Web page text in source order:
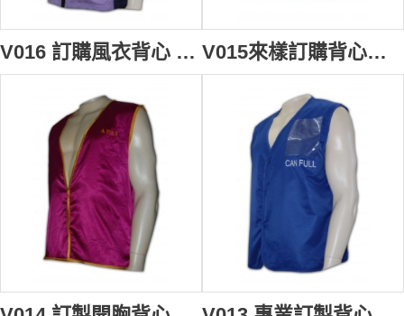
V016 訂購風衣背心 vest jacket cheap vest 訂製職業背心外套 自訂背心褸供應商HK V015來樣訂購背心褸 設計背心外套款式 vest design vest store speed vest 背心專門店